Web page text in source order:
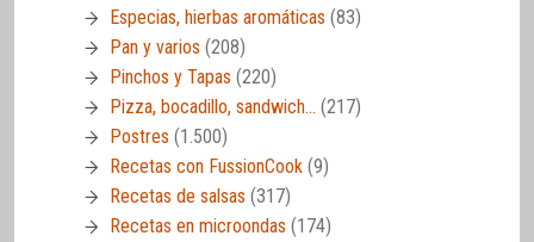
Especias, hierbas aromáticas (83)
Pan y varios (208)
Pinchos y Tapas (220)
Pizza, bocadillo, sandwich… (217)
Postres (1.500)
Recetas con FussionCook (9)
Recetas de salsas (317)
Recetas en microondas (174)